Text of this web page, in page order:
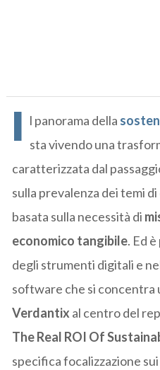
I l panorama della
sta vivendo una
caratterizzata dal
sulla prevalenza dei temi
basata sulla necessità di
economico tangibile. Ed
degli strumenti digitali e
software che si concentra
Verdantix al centro del
The Real ROI Of
specifica focalizzazione